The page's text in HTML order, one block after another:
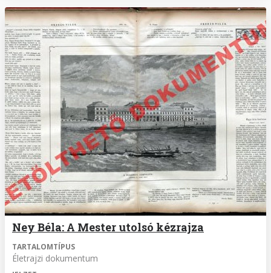
Ney Béla: A Mester utolsó kézrajza
TARTALOMTÍPUS
Életrajzi dokumentum